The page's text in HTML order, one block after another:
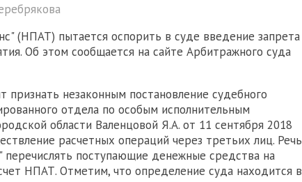
(НПАТ) пытается оспорить в суде введение запрета
Об этом сообщается на сайте Арбитражного суда
незаконным постановление судебного
отдела по особым исполнительным
области Валенцовой Я.А. от 11 сентября 2018
расчетных операций через третьих лиц. Речь
поступающие денежные средства на
НПАТ. Отметим, что определение суда находится в